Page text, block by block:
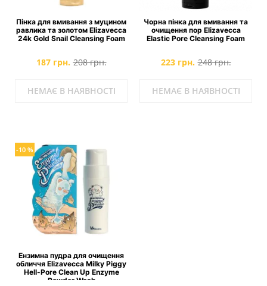
Пінка для вмивання з муцином
равлика та золотом Elizavecca
24k Gold Snail Cleansing Foam
187 грн. 208 грн.
НЕМАЄ В НАЯВНОСТІ
Чорна пінка для вмивання та
очищення пор Elizavecca
Elastic Pore Cleansing Foam
223 грн. 248 грн.
НЕМАЄ В НАЯВНОСТІ
-10 %
Ензимна пудра для очищення
обличчя Elizavecca Milky Piggy
Hell-Pore Clean Up Enzyme
Powder Wash